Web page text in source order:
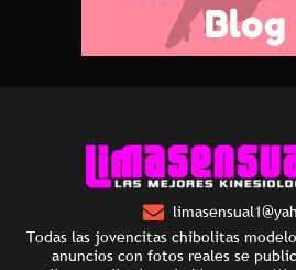
Todas las jovencitas chibolitas
anuncios con fotos reales se